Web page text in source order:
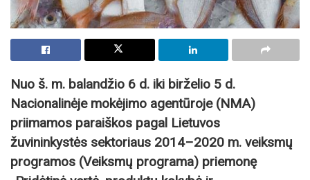
Nuo š. m. balandžio 6 d. iki birželio 5 d.
Nacionalinėje mokėjimo agentūroje (NMA)
priimamos paraiškos pagal Lietuvos
žuvininkystės sektoriaus 2014–2020 m. veiksmų
programos (Veiksmų programa) priemonę